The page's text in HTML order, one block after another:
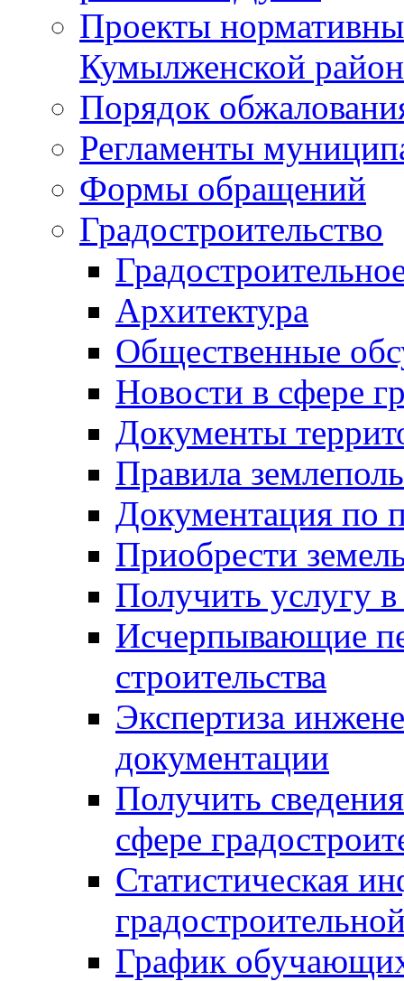
Проекты
Кумылженской
Порядок
Регламенты
Формы обращений
Градостроительство
Архитектура
Общественные
Новости в сфере
Документы
Правила
Документация по
Приобрести
Получить услугу в
Исчерпывающие
строительства
Экспертиза
документации
Получить
сфере
Статистическая
График